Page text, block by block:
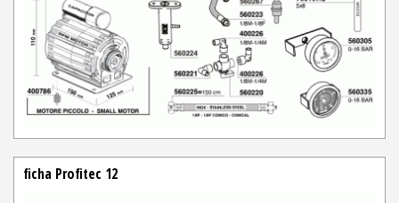
ficha Profitec 12